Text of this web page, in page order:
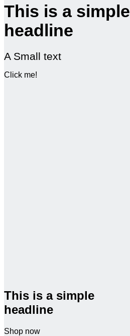
This is a simple
headline
A Small text
Click me!
This is a simple
headline
Shop now